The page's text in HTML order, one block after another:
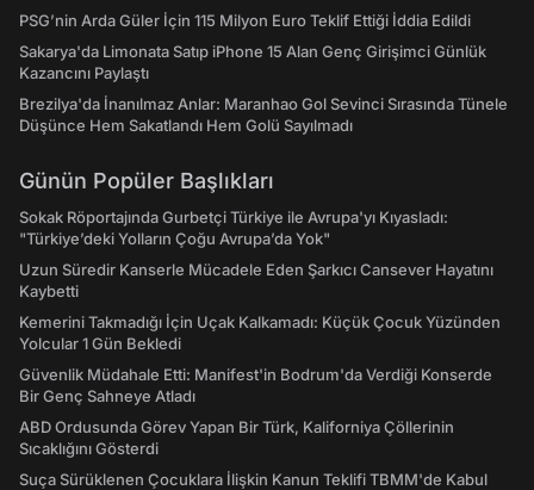
PSG’nin Arda Güler İçin 115 Milyon Euro Teklif Ettiği İddia Edildi
Sakarya'da Limonata Satıp iPhone 15 Alan Genç Girişimci Günlük
Kazancını Paylaştı
Brezilya'da İnanılmaz Anlar: Maranhao Gol Sevinci Sırasında Tünele
Düşünce Hem Sakatlandı Hem Golü Sayılmadı
Günün Popüler Başlıkları
Sokak Röportajında Gurbetçi Türkiye ile Avrupa'yı Kıyasladı:
"Türkiye’deki Yolların Çoğu Avrupa’da Yok"
Uzun Süredir Kanserle Mücadele Eden Şarkıcı Cansever Hayatını
Kaybetti
Kemerini Takmadığı İçin Uçak Kalkamadı: Küçük Çocuk Yüzünden
Yolcular 1 Gün Bekledi
Güvenlik Müdahale Etti: Manifest'in Bodrum'da Verdiği Konserde
Bir Genç Sahneye Atladı
ABD Ordusunda Görev Yapan Bir Türk, Kaliforniya Çöllerinin
Sıcaklığını Gösterdi
Suça Sürüklenen Çocuklara İlişkin Kanun Teklifi TBMM'de Kabul